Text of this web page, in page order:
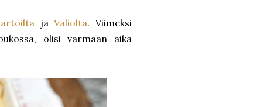
jaValiolta. Viimeksi
olisi varmaan aika